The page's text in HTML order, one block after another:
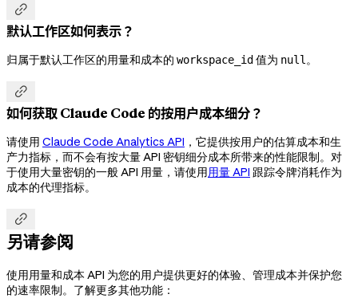

默认工作区如何表示？
归属于默认工作区的用量和成本的 workspace_id 值为 null 。

如何获取 Claude Code 的按用户成本细分？
请使用 Claude Code Analytics API ，它提供按用户的估算成本和生
产力指标，而不会有按大量 API 密钥细分成本所带来的性能限制。对
于使用大量密钥的一般 API 用量，请使用用量 API 跟踪令牌消耗作为
成本的代理指标。

另请参阅
使用用量和成本 API 为您的用户提供更好的体验、管理成本并保护您
的速率限制。了解更多其他功能：